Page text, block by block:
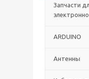
Запчасти
ARDUINO
Антенны